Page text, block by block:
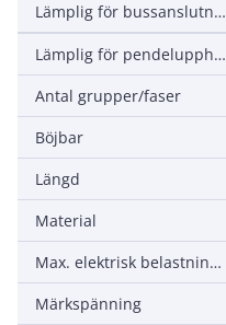
Lämplig för bussanslutning
Lämplig för pendelupphängning
Antal grupper/faser
Böjbar
Längd
Material
Max. elektrisk belastningsförmåga per fas
Märkspänning